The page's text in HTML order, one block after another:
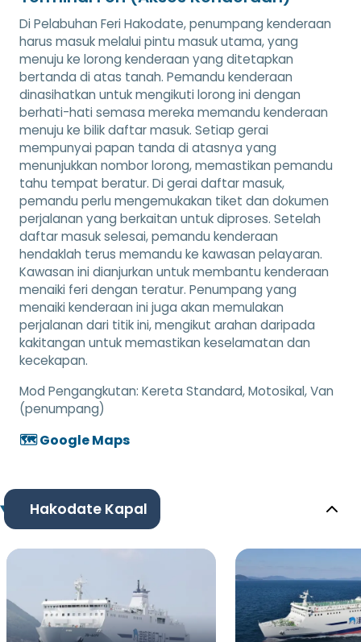
Di Pelabuhan Feri Hakodate, penumpang kenderaan
harus masuk melalui pintu masuk utama, yang
menuju ke lorong kenderaan yang ditetapkan
bertanda di atas tanah. Pemandu kenderaan
dinasihatkan untuk mengikuti lorong ini dengan
berhati-hati semasa mereka memandu kenderaan
menuju ke bilik daftar masuk. Setiap gerai
mempunyai papan tanda di atasnya yang
menunjukkan nombor lorong, memastikan pemandu
tahu tempat beratur. Di gerai daftar masuk,
pemandu perlu mengemukakan tiket dan dokumen
perjalanan yang berkaitan untuk diproses. Setelah
daftar masuk selesai, pemandu kenderaan
hendaklah terus memandu ke kawasan pelayaran.
Kawasan ini dianjurkan untuk membantu kenderaan
menaiki feri dengan teratur. Penumpang yang
menaiki kenderaan ini juga akan memulakan
perjalanan dari titik ini, mengikut arahan daripada
kakitangan untuk memastikan keselamatan dan
kecekapan.
Mod Pengangkutan: Kereta Standard, Motosikal, Van
(penumpang)
🗺️ Google Maps
Hakodate Kapal